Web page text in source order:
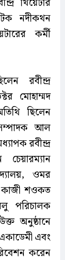
নদীকথন
কর্মী
রবীন্দ্র
মোহাম্মদ
ছিলেন
আল
রবীন্দ্র
চেয়ারম্যান
ওমর
কাজী শওকত
পরিচালক
অনুষ্ঠানে
এবং
করেন